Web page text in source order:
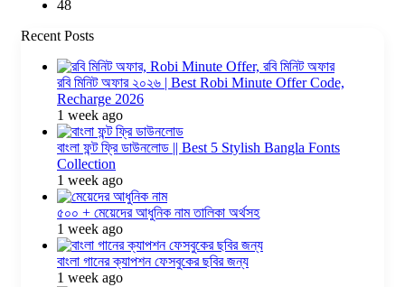
48
Recent Posts
রবি মিনিট অফার ২০২৬ | Best Robi Minute Offer Code,
Recharge 2026
1 week ago
বাংলা ফন্ট ফ্রি ডাউনলোড || Best 5 Stylish Bangla Fonts
Collection
1 week ago
৫০০ + মেয়েদের আধুনিক নাম তালিকা অর্থসহ
1 week ago
বাংলা গানের ক্যাপশন ফেসবুকের ছবির জন্য
1 week ago